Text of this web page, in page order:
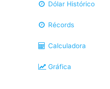
Dólar Histórico
Récords
Calculadora
Gráfica